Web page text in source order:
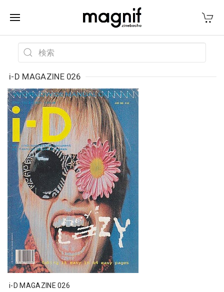
i-D MAGAZINE 026
i-D MAGAZINE 026